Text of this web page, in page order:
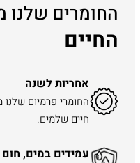
החומרים שלנו
החיים
אחריות לשנה
החומרי פרמיום
חיים שלמים.
עמידים במים, חום